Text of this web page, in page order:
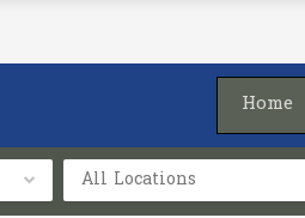
Home
All Locations